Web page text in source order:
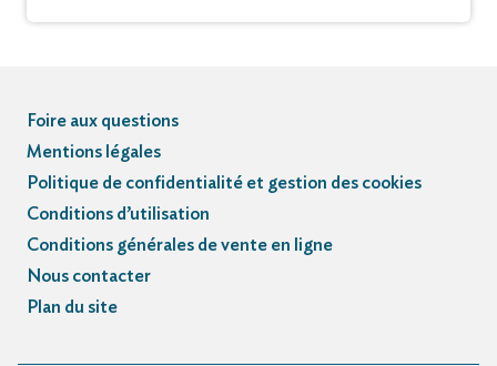
Foire aux questions
Mentions légales
Politique de confidentialité et gestion des cookies
Conditions d’utilisation
Conditions générales de vente en ligne
Nous contacter
Plan du site